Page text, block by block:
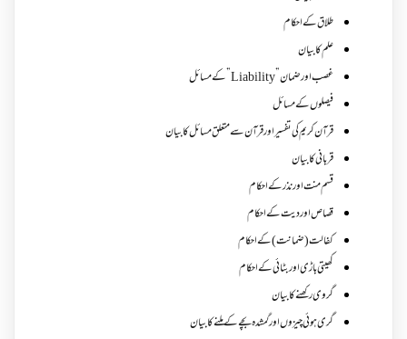
طلاق کے احکام
علم کا بیان
غصب اورضمان”Liability” کے مسائل
فیصلوں کے مسائل
قرآن کریم کی تفسیر اور قرآن سے متعلق مسائل کا بیان
قربانی کا بیان
قسم منت اور نذر کے احکام
قصاص اور دیت کے احکام
کفالت (ضمانت) کے احکام
کھیتی باڑی اور بٹائی کے احکام
گروی رکھنے کا بیان
گری ہوئی چیزوں اورگمشدہ بچے کے ملنے کا بیان